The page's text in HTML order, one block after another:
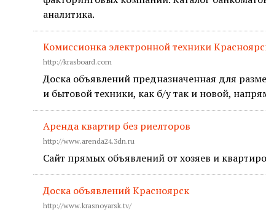
аналитика.
Комиссионка электронной техники
http://krasboard.com
Доска объявлений предназначенная для
и бытовой техники, как б/у так и новой,
Аренда квартир без риелторов
http://www.arenda24.3dn.ru
Сайт прямых объявлений от хозяев и
Доска объявлений Красноярск
http://www.krasnoyarsk.tv/